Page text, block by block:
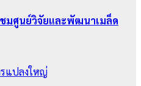
ชมศูนย์วิจัยและพัฒนาเมล็ด
รแปลงใหญ่